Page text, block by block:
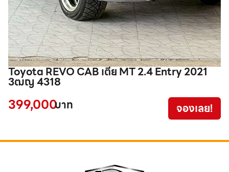
Toyota REVO CAB เตี้ย MT 2.4 Entry 2021
3ฒญ 4318
399,000บาท จองเลย!